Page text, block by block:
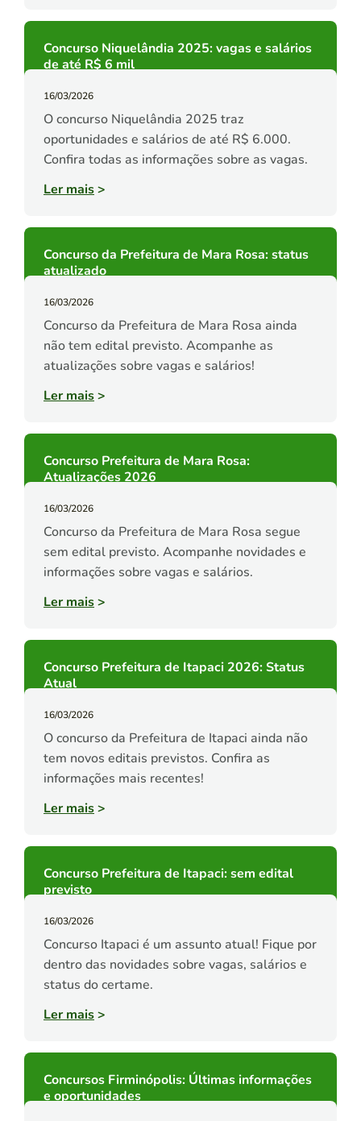
Concurso Niquelândia 2025: vagas e salários
de até R$ 6 mil
16/03/2026
O concurso Niquelândia 2025 traz
oportunidades e salários de até R$ 6.000.
Confira todas as informações sobre as vagas.
Ler mais>
Concurso da Prefeitura de Mara Rosa: status
atualizado
16/03/2026
Concurso da Prefeitura de Mara Rosa ainda
não tem edital previsto. Acompanhe as
atualizações sobre vagas e salários!
Ler mais>
Concurso Prefeitura de Mara Rosa:
Atualizações 2026
16/03/2026
Concurso da Prefeitura de Mara Rosa segue
sem edital previsto. Acompanhe novidades e
informações sobre vagas e salários.
Ler mais>
Concurso Prefeitura de Itapaci 2026: Status
Atual
16/03/2026
O concurso da Prefeitura de Itapaci ainda não
tem novos editais previstos. Confira as
informações mais recentes!
Ler mais>
Concurso Prefeitura de Itapaci: sem edital
previsto
16/03/2026
Concurso Itapaci é um assunto atual! Fique por
dentro das novidades sobre vagas, salários e
status do certame.
Ler mais>
Concursos Firminópolis: Últimas informações
e oportunidades